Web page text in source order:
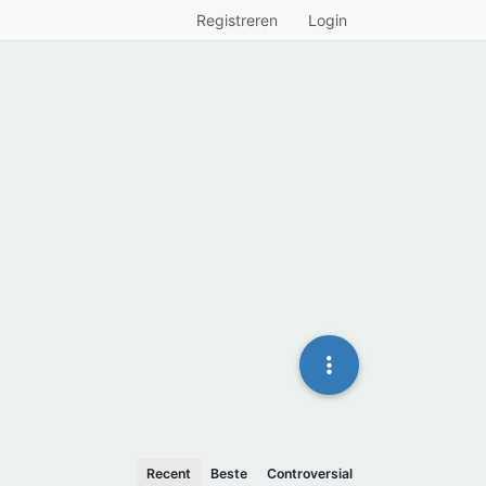
Registreren Login
Recent Beste Controversial